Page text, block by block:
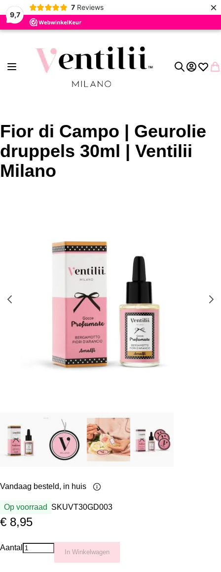
9,7
7 Reviews ×
Toggle Nav Account
Fior di Campo | Geurolie
druppels 30ml | Ventilii
Milano
Vandaag besteld, in huis
Op voorraad SKUVT30GD003
€ 8,95
Aantal
In Winkelwagen